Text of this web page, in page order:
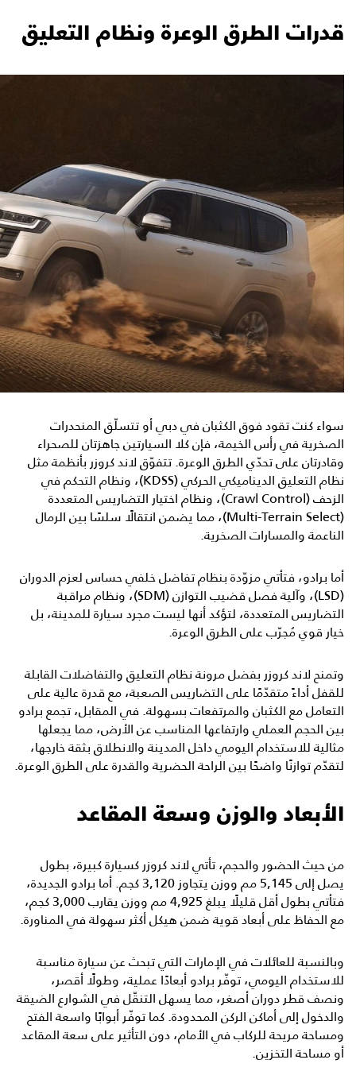
قدرات الطرق الوعرة ونظام التعليق
سواء كنت تقود فوق الكثبان في دبي أو تتسلّق المنحدرات
الصخرية في رأس الخيمة، فإن كلا السيارتين جاهزتان للصحراء
وقادرتان على تحدّي الطرق الوعرة. تتفوّق لاند كروزر بأنظمة مثل
نظام التعليق الديناميكي الحركي (KDSS)، ونظام التحكم في
الزحف (Crawl Control)، ونظام اختيار التضاريس المتعددة
(Multi-Terrain Select)، مما يضمن انتقالًا سلسًا بين الرمال
الناعمة والمسارات الصخرية.
أما برادو، فتأتي مزوّدة بنظام تفاضل خلفي حساس لعزم الدوران
(LSD)، وآلية فصل قضيب التوازن (SDM)، ونظام مراقبة
التضاريس المتعددة، لتؤكد أنها ليست مجرد سيارة للمدينة، بل
خيار قوي مُجرّب على الطرق الوعرة.
وتمنح لاند كروزر بفضل مرونة نظام التعليق والتفاضلات القابلة
للقفل أداءً متقدّمًا على التضاريس الصعبة، مع قدرة عالية على
التعامل مع الكثبان والمرتفعات بسهولة. في المقابل، تجمع برادو
بين الحجم العملي وارتفاعها المناسب عن الأرض، مما يجعلها
مثالية للاستخدام اليومي داخل المدينة والانطلاق بثقة خارجها،
لتقدّم توازنًا واضحًا بين الراحة الحضرية والقدرة على الطرق الوعرة.
الأبعاد والوزن وسعة المقاعد
من حيث الحضور والحجم، تأتي لاند كروزر كسيارة كبيرة، بطول
يصل إلى 5,145 مم ووزن يتجاوز 3,120 كجم. أما برادو الجديدة،
فتأتي بطول أقل قليلًا يبلغ 4,925 مم ووزن يقارب 3,000 كجم،
مع الحفاظ على أبعاد قوية ضمن هيكل أكثر سهولة في المناورة.
وبالنسبة للعائلات في الإمارات التي تبحث عن سيارة مناسبة
للاستخدام اليومي، توفّر برادو أبعادًا عملية، وطولًا أقصر،
ونصف قطر دوران أصغر، مما يسهل التنقّل في الشوارع الضيقة
والدخول إلى أماكن الركن المحدودة. كما توفّر أبوابًا واسعة الفتح
ومساحة مريحة للركاب في الأمام، دون التأثير على سعة المقاعد
أو مساحة التخزين.